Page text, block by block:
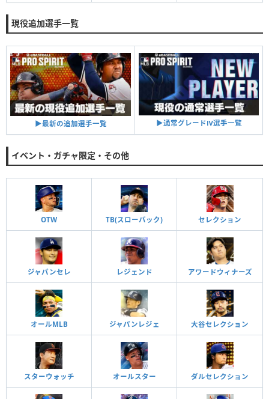
現役追加選手一覧
▶︎最新の追加選手一覧 ▶︎通常グレードⅣ選手一覧
イベント・ガチャ限定・その他
OTW TB(スローバック) セレクション
ジャパンセレ レジェンド アワードウィナーズ
オールMLB ジャパンレジェ 大谷セレクション
スターウォッチ オールスター ダルセレクション